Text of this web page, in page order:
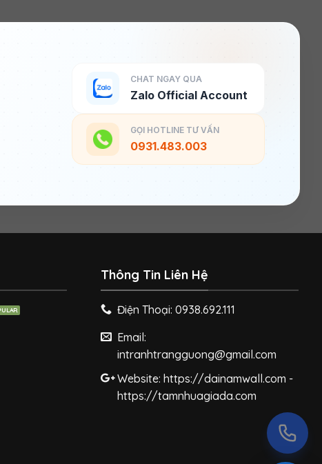
CHAT NGAY QUA
Zalo Official Account
GỌI HOTLINE TƯ VẤN
0931.483.003
Thông Tin Liên Hệ
Điện Thoại: 0938.692.111
Email:
intranhtrangguong@gmail.com
Website: https://dainamwall.com -
https://tamnhuagiada.com